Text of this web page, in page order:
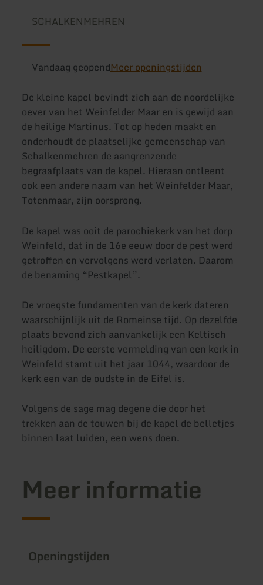
SCHALKENMEHREN
Vandaag geopendMeer openingstijden
De kleine kapel bevindt zich aan de noordelijke
oever van het Weinfelder Maar en is gewijd aan
de heilige Martinus. Tot op heden maakt en
onderhoudt de plaatselijke gemeenschap van
Schalkenmehren de aangrenzende
begraafplaats van de kapel. Hieraan ontleent
ook een andere naam van het Weinfelder Maar,
Totenmaar, zijn oorsprong.
De kapel was ooit de parochiekerk van het dorp
Weinfeld, dat in de 16e eeuw door de pest werd
getroffen en vervolgens werd verlaten. Daarom
de benaming “Pestkapel”.
De vroegste fundamenten van de kerk dateren
waarschijnlijk uit de Romeinse tijd. Op dezelfde
plaats bevond zich aanvankelijk een Keltisch
heiligdom. De eerste vermelding van een kerk in
Weinfeld stamt uit het jaar 1044, waardoor de
kerk een van de oudste in de Eifel is.
Volgens de sage mag degene die door het
trekken aan de touwen bij de kapel de belletjes
binnen laat luiden, een wens doen.
Meer informatie
Openingstijden